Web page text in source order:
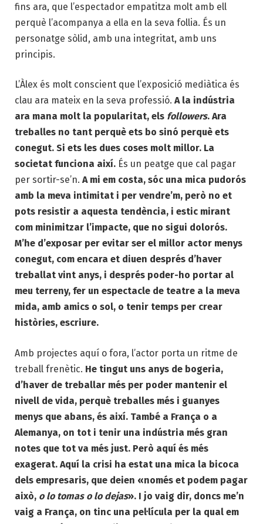
fins ara, que l’espectador empatitza molt amb ell
perquè l’acompanya a ella en la seva follia. És un
personatge sòlid, amb una integritat, amb uns
principis.
L’Àlex és molt conscient que l’exposició mediàtica és
clau ara mateix en la seva professió. A la indústria
ara mana molt la popularitat, els followers. Ara
treballes no tant perquè ets bo sinó perquè ets
conegut. Si ets les dues coses molt millor. La
societat funciona així. És un peatge que cal pagar
per sortir-se’n. A mi em costa, sóc una mica pudorós
amb la meva intimitat i per vendre’m, però no et
pots resistir a aquesta tendència, i estic mirant
com minimitzar l’impacte, que no sigui dolorós.
M’he d’exposar per evitar ser el millor actor menys
conegut, com encara et diuen després d’haver
treballat vint anys, i després poder-ho portar al
meu terreny, fer un espectacle de teatre a la meva
mida, amb amics o sol, o tenir temps per crear
històries, escriure.
Amb projectes aquí o fora, l’actor porta un ritme de
treball frenètic. He tingut uns anys de bogeria,
d’haver de treballar més per poder mantenir el
nivell de vida, perquè treballes més i guanyes
menys que abans, és així. També a França o a
Alemanya, on tot i tenir una indústria més gran
notes que tot va més just. Però aquí és més
exagerat. Aquí la crisi ha estat una mica la bicoca
dels empresaris, que deien «només et podem pagar
això, o lo tomas o lo dejas». I jo vaig dir, doncs me’n
vaig a França, on tinc una pel·lícula per la qual em